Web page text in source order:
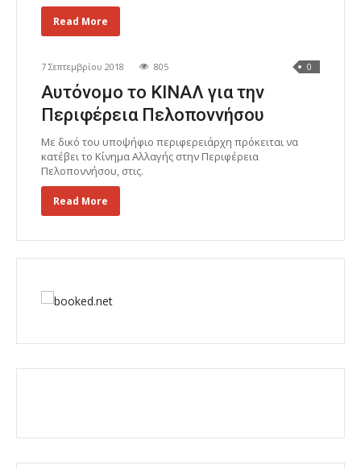
Read More
7 Σεπτεμβρίου 2018 805 0
Αυτόνομο το ΚΙΝΑΛ για την
Περιφέρεια Πελοποννήσου
Με δικό του υποψήφιο περιφερειάρχη πρόκειται να
κατέβει το Κίνημα Αλλαγής στην Περιφέρεια
Πελοποννήσου, στις.
Read More